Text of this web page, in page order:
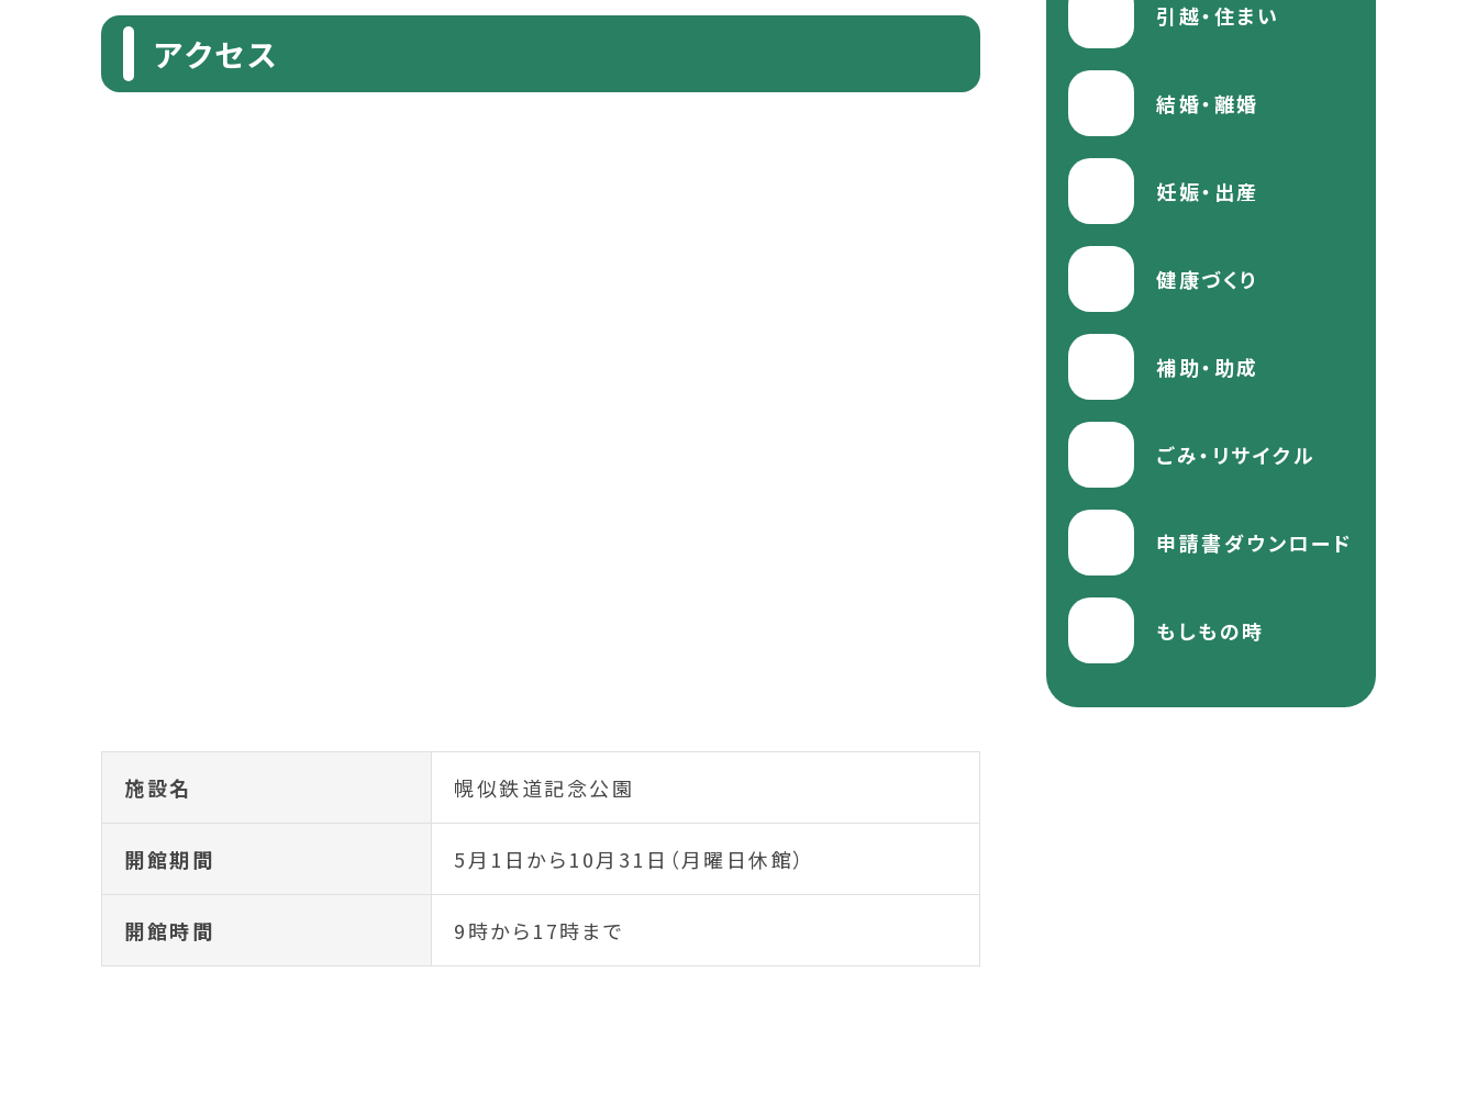
アクセス
施設名 幌似鉄道記念公園
開館期間 5月1日から10月31日（月曜日休館）
開館時間 9時から17時まで
引越・住まい
結婚・離婚
妊娠・出産
健康づくり
補助・助成
ごみ・リサイクル
申請書ダウンロード
もしもの時